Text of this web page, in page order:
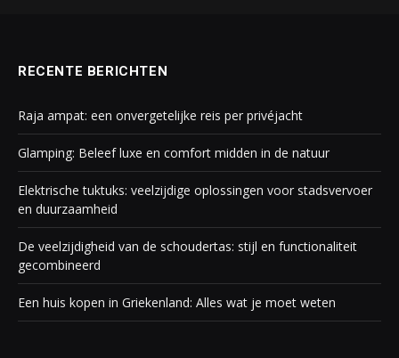
RECENTE BERICHTEN
Raja ampat: een onvergetelijke reis per privéjacht
Glamping: Beleef luxe en comfort midden in de natuur
Elektrische tuktuks: veelzijdige oplossingen voor stadsvervoer
en duurzaamheid
De veelzijdigheid van de schoudertas: stijl en functionaliteit
gecombineerd
Een huis kopen in Griekenland: Alles wat je moet weten